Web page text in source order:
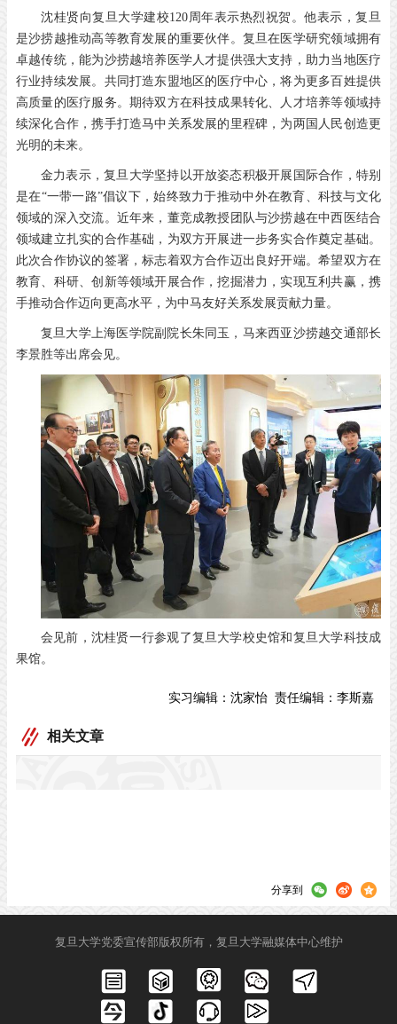
沈桂贤向复旦大学建校120周年表示热烈祝贺。他表示，复旦
是沙捞越推动高等教育发展的重要伙伴。复旦在医学研究领域拥有
卓越传统，能为沙捞越培养医学人才提供强大支持，助力当地医疗
行业持续发展。共同打造东盟地区的医疗中心，将为更多百姓提供
高质量的医疗服务。期待双方在科技成果转化、人才培养等领域持
续深化合作，携手打造马中关系发展的里程碑，为两国人民创造更
光明的未来。
金力表示，复旦大学坚持以开放姿态积极开展国际合作，特别
是在“一带一路”倡议下，始终致力于推动中外在教育、科技与文化
领域的深入交流。近年来，董竞成教授团队与沙捞越在中西医结合
领域建立扎实的合作基础，为双方开展进一步务实合作奠定基础。
此次合作协议的签署，标志着双方合作迈出良好开端。希望双方在
教育、科研、创新等领域开展合作，挖掘潜力，实现互利共赢，携
手推动合作迈向更高水平，为中马友好关系发展贡献力量。
复旦大学上海医学院副院长朱同玉，马来西亚沙捞越交通部长
李景胜等出席会见。
会见前，沈桂贤一行参观了复旦大学校史馆和复旦大学科技成
果馆。
实习编辑： 沈家怡 责任编辑： 李斯嘉
相关文章
分享到
复旦大学党委宣传部版权所有，复旦大学融媒体中心维护